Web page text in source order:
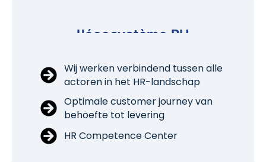
l'écosystème RH
Wij werken verbindend tussen alle
actoren in het HR-landschap
Optimale customer journey van
behoefte tot levering
HR Competence Center